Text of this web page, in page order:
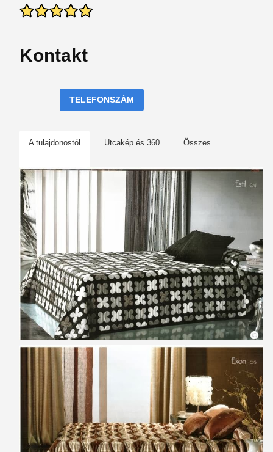
Kontakt
TELEFONSZÁM
A tulajdonostól Utcakép és 360 Összes